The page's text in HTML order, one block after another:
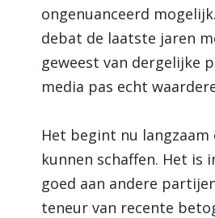
ongenuanceerd
debat de laatste jaren
geweest van dergelijke
media pas echt
Het begint nu langzaam
kunnen schaffen. Het
goed aan andere
teneur van recente